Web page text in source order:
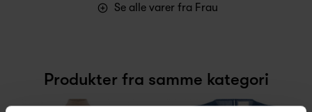
Se alle varer fra Frau
Produkter fra samme kategori